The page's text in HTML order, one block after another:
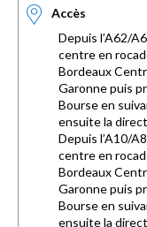
Accès
Depuis l’A62/
centre en
Bordeaux
Garonne puis
Bourse en
ensuite la
Depuis l’A10/
centre en
Bordeaux
Garonne puis
Bourse en
ensuite la